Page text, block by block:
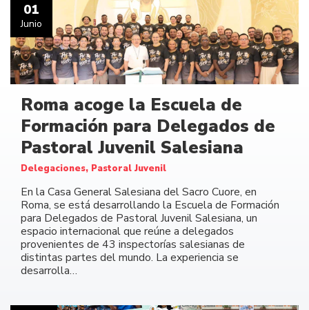
01
Junio
Roma acoge la Escuela de
Formación para Delegados de
Pastoral Juvenil Salesiana
Delegaciones, Pastoral Juvenil
En la Casa General Salesiana del Sacro Cuore, en
Roma, se está desarrollando la Escuela de Formación
para Delegados de Pastoral Juvenil Salesiana, un
espacio internacional que reúne a delegados
provenientes de 43 inspectorías salesianas de
distintas partes del mundo. La experiencia se
desarrolla…